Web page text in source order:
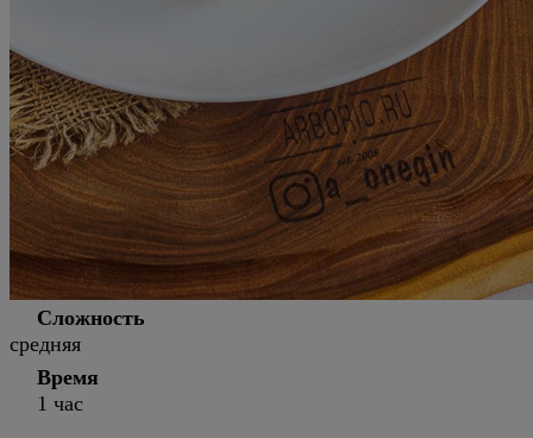
Сложность
средняя
Время
1 час